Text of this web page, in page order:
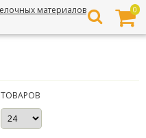
0
ТОВАРОВ